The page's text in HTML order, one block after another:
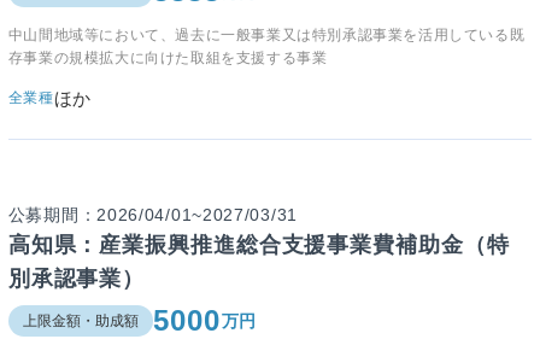
中山間地域等において、過去に一般事業又は特別承認事業を活用している既
存事業の規模拡大に向けた取組を支援する事業
全業種ほか
公募期間：2026/04/01~2027/03/31
高知県：産業振興推進総合支援事業費補助金（特
別承認事業）
上限金額・助成額 5000万円